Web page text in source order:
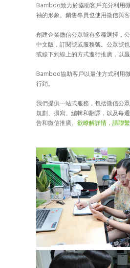
Bamboo致力於協助客戶充分利用
袖的形象。銷售專員也使用微信與客
創建企業微信公眾號有多種選擇，
中文版，訂閱號或服務號。公眾號
或線下到線上的方式進行推廣，以贏
Bamboo協助客戶以最佳方式利用
行銷。
我們提供一站式服務，包括微信公
規劃、撰寫、編輯和翻譯，以及每
告和微信推廣。 欲瞭解詳情，請聯